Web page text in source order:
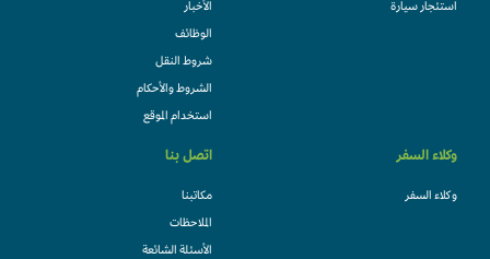
استئجار سيارة الأخبار
الوظائف
شروط النقل
الشروط والأحكام
استخدام الموقع
وكلاء السفر
وكلاء السفر
اتصل بنا
مكاتبنا
الملاحظات
الأسئلة الشائعة